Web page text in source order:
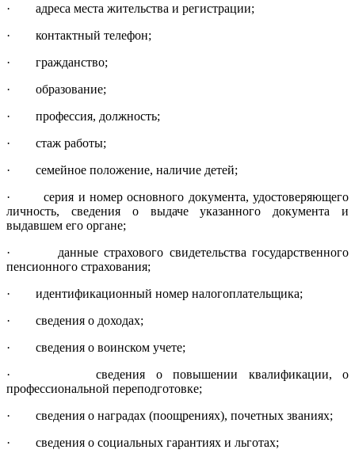
· адреса места жительства и регистрации;
· контактный телефон;
· гражданство;
· образование;
· профессия, должность;
· стаж работы;
· семейное положение, наличие детей;
· серия и номер основного документа, удостоверяющего
личность, све­дения о выдаче указанного документа и
выдавшем его органе;
· данные страхового свидетельства государственного
пенсионного стра­хования;
· идентификационный номер налогоплательщика;
· сведения о доходах;
· сведения о воинском учете;
· сведения о повышении квалификации, о
профессиональной переподго­товке;
· сведения о наградах (поощрениях), почетных званиях;
· сведения о социальных гарантиях и льготах;